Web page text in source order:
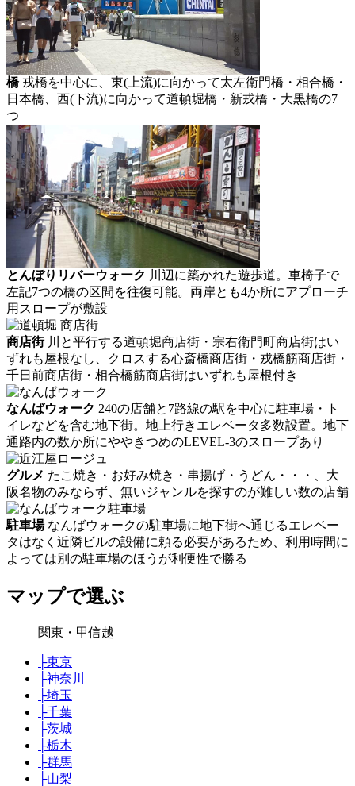
橋戎橋を中心に、東(上流)に向かって太左衛門橋・相合橋・
日本橋、西(下流)に向かって道頓堀橋・新戎橋・大黒橋の7
つ
とんぼりリバーウォーク 川辺に築かれた遊歩道。車椅子で
左記7つの橋の区間を往復可能。両岸とも4か所にアプローチ
用スロープが敷設
商店街川と平行する道頓堀商店街・宗右衛門町商店街はい
ずれも屋根なし、クロスする心斎橋商店街・戎橋筋商店街・
千日前商店街・相合橋筋商店街はいずれも屋根付き
なんばウォーク 240の店舗と7路線の駅を中心に駐車場・ト
イレなどを含む地下街。地上行きエレベータ多数設置。地下
通路内の数か所にややきつめのLEVEL-3のスロープあり
グルメ たこ焼き・お好み焼き・串揚げ・うどん・・・、大
阪名物のみならず、無いジャンルを探すのが難しい数の店舗
駐車場なんばウォークの駐車場に地下街へ通じるエレベー
タはなく近隣ビルの設備に頼る必要があるため、利用時間に
よっては別の駐車場のほうが利便性で勝る
マップで選ぶ
関東・甲信越
├東京
├神奈川
├埼玉
├千葉
├茨城
├栃木
├群馬
├山梨